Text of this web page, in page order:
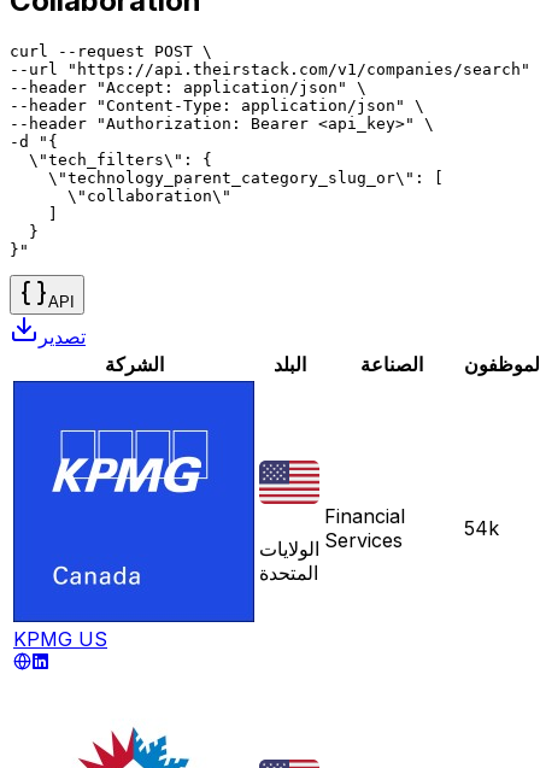
curl --request POST \
--url "https://api.theirstack.com/v1/companies/search"
--header "Accept: application/json" \
--header "Content-Type: application/json" \
--header "Authorization: Bearer <api_key>" \
-d "{
  \"tech_filters\": {
    \"technology_parent_category_slug_or\": [
      \"collaboration\"
    ]
  }
}"
API
تصدير
الشركة
البلد الصناعة
KPMG US
الولايات
المتحدة
Financial
Services
54k